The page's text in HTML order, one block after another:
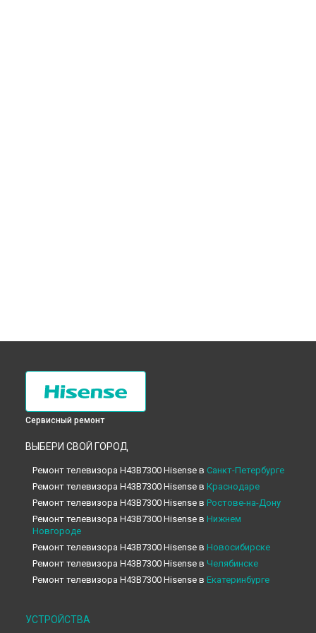
Сервисный ремонт
ВЫБЕРИ СВОЙ ГОРОД
Ремонт телевизора H43B7300 Hisense в Санкт-Петербурге
Ремонт телевизора H43B7300 Hisense в Краснодаре
Ремонт телевизора H43B7300 Hisense в Ростове-на-Дону
Ремонт телевизора H43B7300 Hisense в Нижнем
Новгороде
Ремонт телевизора H43B7300 Hisense в Новосибирске
Ремонт телевизора H43B7300 Hisense в Челябинске
Ремонт телевизора H43B7300 Hisense в Екатеринбурге
Ремонт телевизора H43B7300 Hisense в
УСТРОЙСТВА